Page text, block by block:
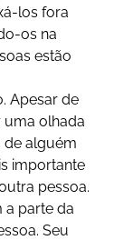
los fora
os na
estão
Apesar de
olhada
de alguém
importante
pessoa.
a parte da
Seu